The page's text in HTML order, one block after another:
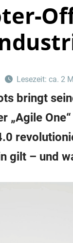
Lesezeit: ca. 2
bringt
„Agile
gilt – und